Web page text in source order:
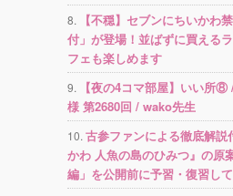
【不穏】セブンにちいかわ
付」が登場！並ばずに買える
フェも楽しめます
【夜の4コマ部屋】いい所⑧
様 第2680回 / wako先生
古参ファンによる徹底解説
かわ 人魚の島のひみつ』の原
編」を公開前に予習・復習し